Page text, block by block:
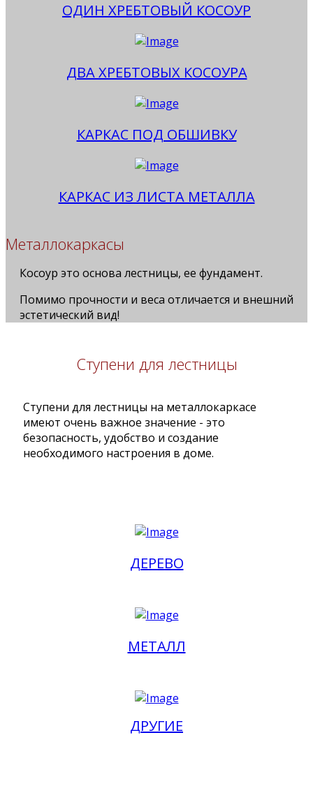
ОДИН ХРЕБТОВЫЙ КОСОУР
ДВА ХРЕБТОВЫХ КОСОУРА
КАРКАС ПОД ОБШИВКУ
КАРКАС ИЗ ЛИСТА МЕТАЛЛА
Металлокаркасы
Косоур это основа лестницы, ее фундамент.
Помимо прочности и веса отличается и внешний
эстетический вид!
Ступени для лестницы
Ступени для лестницы на металлокаркасе
имеют очень важное значение - это
безопасность, удобство и создание
необходимого настроения в доме.
ДЕРЕВО
МЕТАЛЛ
ДРУГИЕ